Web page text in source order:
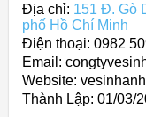
Địa chỉ: 151 Đ. Gò
phố Hồ Chí Minh
Điện thoại: 0982
Email:
Website:
Thành Lập: 01/03/